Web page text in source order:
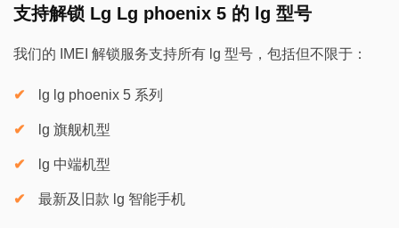
支持解锁 Lg Lg phoenix 5 的 lg 型号
我们的 IMEI 解锁服务支持所有 lg 型号，包括但不限于：
lg lg phoenix 5 系列
lg 旗舰机型
lg 中端机型
最新及旧款 lg 智能手机